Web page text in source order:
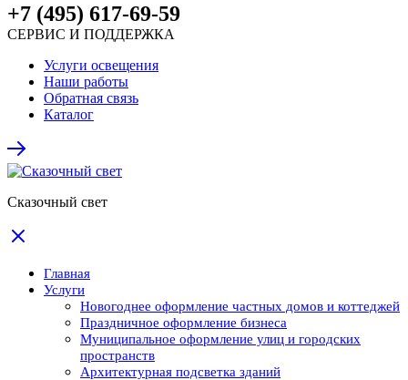
+7 (495) 617-69-59
СЕРВИС И ПОДДЕРЖКА
Услуги освещения
Наши работы
Обратная связь
Каталог
Сказочный свет
Главная
Услуги
Новогоднее оформление частных домов и коттеджей
Праздничное оформление бизнеса
Муниципальное оформление улиц и городских
пространств
Архитектурная подсветка зданий